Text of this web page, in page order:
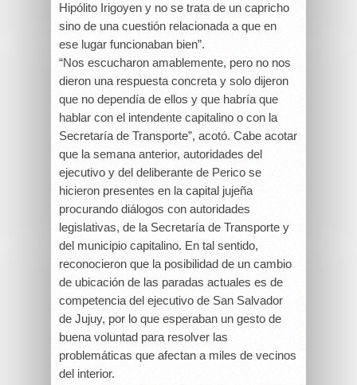
Hipólito Irigoyen y no se trata de un capricho
sino de una cuestión relacionada a que en
ese lugar funcionaban bien”.
“Nos escucharon amablemente, pero no nos
dieron una respuesta concreta y solo dijeron
que no dependía de ellos y que habría que
hablar con el intendente capitalino o con la
Secretaría de Transporte”, acotó. Cabe acotar
que la semana anterior, autoridades del
ejecutivo y del deliberante de Perico se
hicieron presentes en la capital jujeña
procurando diálogos con autoridades
legislativas, de la Secretaría de Transporte y
del municipio capitalino. En tal sentido,
reconocieron que la posibilidad de un cambio
de ubicación de las paradas actuales es de
competencia del ejecutivo de San Salvador
de Jujuy, por lo que esperaban un gesto de
buena voluntad para resolver las
problemáticas que afectan a miles de vecinos
del interior.